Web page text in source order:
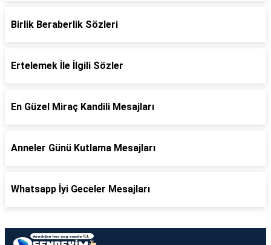
Birlik Beraberlik Sözleri
Ertelemek İle İlgili Sözler
En Güzel Miraç Kandili Mesajları
Anneler Günü Kutlama Mesajları
Whatsapp İyi Geceler Mesajları